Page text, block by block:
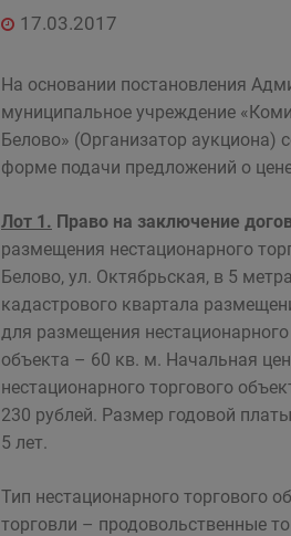
17.03.2017
На основании постановления
муниципальное учреждение
Белово» (Организатор аукциона)
форме подачи предложений о
Лот 1. Право на заключение
размещения нестационарного
Белово, ул. Октябрьская, в 5
кадастрового квартала
для размещения
объекта – 60 кв. м. Начальная
нестационарного торгового
230 рублей. Размер годовой
5 лет.
Тип нестационарного торгового
торговли – продовольственные